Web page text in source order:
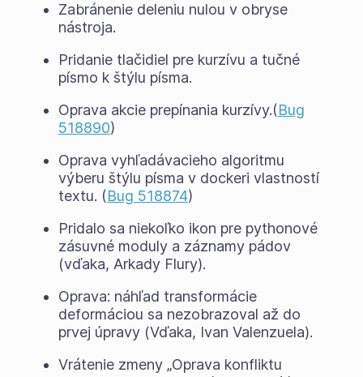
Zabránenie deleniu nulou v obryse
nástroja.
Pridanie tlačidiel pre kurzívu a tučné
písmo k štýlu písma.
Oprava akcie prepínania kurzívy.(Bug
518890)
Oprava vyhľadávacieho algoritmu
výberu štýlu písma v dockeri vlastností
textu. (Bug 518874)
Pridalo sa niekoľko ikon pre pythonové
zásuvné moduly a záznamy pádov
(vďaka, Arkady Flury).
Oprava: náhľad transformácie
deformáciou sa nezobrazoval až do
prvej úpravy (Vďaka, Ivan Valenzuela).
Vrátenie zmeny „Oprava konfliktu